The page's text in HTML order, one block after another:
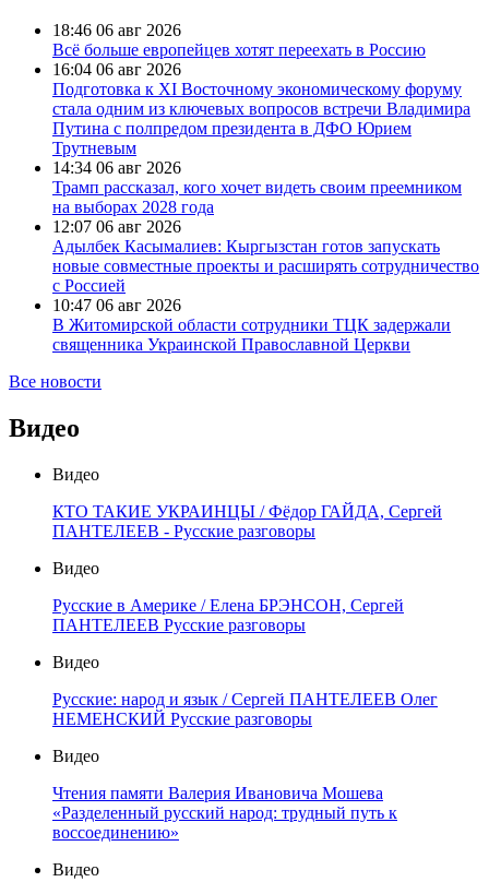
18:46 06 авг 2026
Всё больше европейцев хотят переехать в Россию
16:04 06 авг 2026
Подготовка к XI Восточному экономическому форуму
стала одним из ключевых вопросов встречи Владимира
Путина с полпредом президента в ДФО Юрием
Трутневым
14:34 06 авг 2026
Трамп рассказал, кого хочет видеть своим преемником
на выборах 2028 года
12:07 06 авг 2026
Адылбек Касымалиев: Кыргызстан готов запускать
новые совместные проекты и расширять сотрудничество
с Россией
10:47 06 авг 2026
В Житомирской области сотрудники ТЦК задержали
священника Украинской Православной Церкви
Все новости
Видео
Видео
КТО ТАКИЕ УКРАИНЦЫ / Фёдор ГАЙДА, Сергей
ПАНТЕЛЕЕВ - Русские разговоры
Видео
Русские в Америке / Елена БРЭНСОН, Сергей
ПАНТЕЛЕЕВ Русские разговоры
Видео
Русские: народ и язык / Сергей ПАНТЕЛЕЕВ Олег
НЕМЕНСКИЙ Русские разговоры
Видео
Чтения памяти Валерия Ивановича Мошева
«Разделенный русский народ: трудный путь к
воссоединению»
Видео